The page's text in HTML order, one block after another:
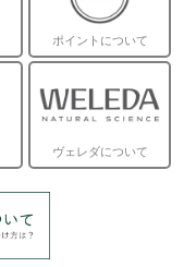
ポイントについて
ヴェレダについて